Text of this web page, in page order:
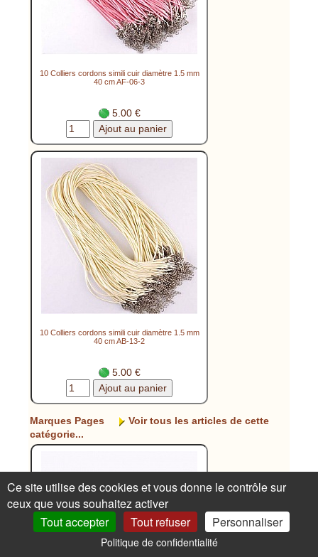
10 Colliers cordons simili cuir diamètre 1.5 mm
40 cm AF-06-3
5.00 €
10 Colliers cordons simili cuir diamètre 1.5 mm
40 cm AB-13-2
5.00 €
Marques Pages
Voir tous les articles de cette
catégorie...
Ce site utilise des cookies et vous donne le contrôle sur
ceux que vous souhaitez activer
Tout accepter
Tout refuser Personnaliser
Politique de confidentialité